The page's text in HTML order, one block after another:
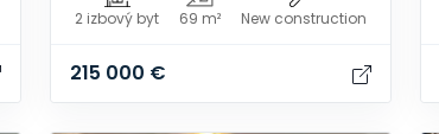
2 izbový byt 69 m² New construction
215 000 €